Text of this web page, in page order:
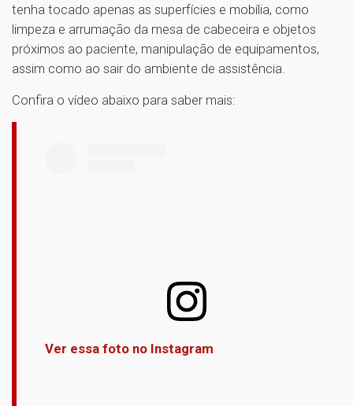
tenha tocado apenas as superfícies e mobília, como
limpeza e arrumação da mesa de cabeceira e objetos
próximos ao paciente, manipulação de equipamentos,
assim como ao sair do ambiente de assistência.
Confira o vídeo abaixo para saber mais:
Ver essa foto no Instagram